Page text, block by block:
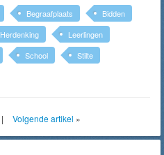
Begraafplaats
Bidden
Herdenking
Leerlingen
School
Stilte
| Volgende artikel »